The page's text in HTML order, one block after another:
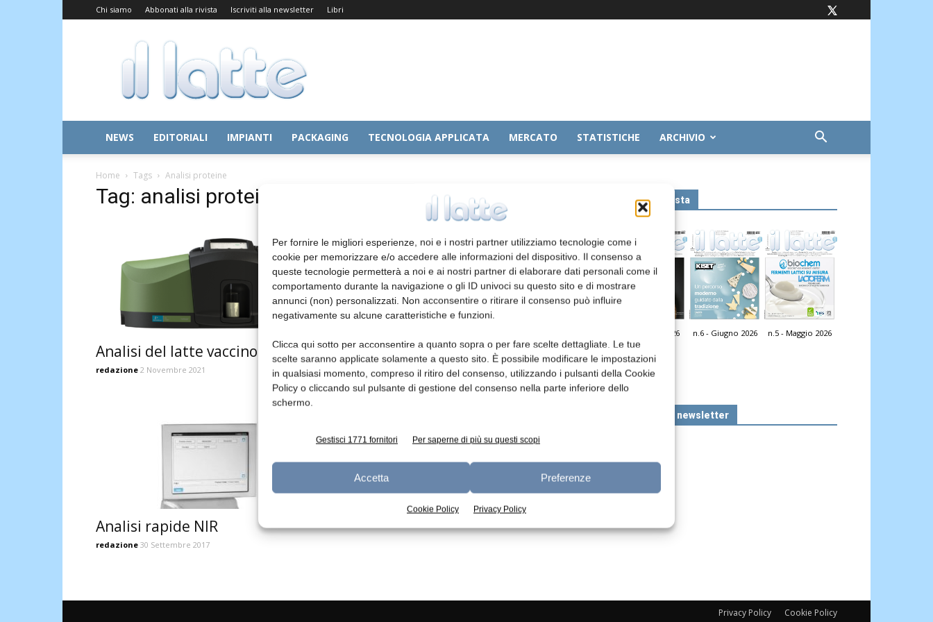
Per fornire le migliori esperienze, noi e i nostri partner utilizziamo tecnologie come i
cookie per memorizzare e/o accedere alle informazioni del dispositivo. Il consenso a
queste tecnologie permetterà a noi e ai nostri partner di elaborare dati personali come il
comportamento durante la navigazione o gli ID univoci su questo sito e di mostrare
annunci (non) personalizzati. Non acconsentire o ritirare il consenso può influire
negativamente su alcune caratteristiche e funzioni.
Clicca qui sotto per acconsentire a quanto sopra o per fare scelte dettagliate. Le tue
scelte saranno applicate solamente a questo sito. È possibile modificare le impostazioni
in qualsiasi momento, compreso il ritiro del consenso, utilizzando i pulsanti della Cookie
Policy o cliccando sul pulsante di gestione del consenso nella parte inferiore dello
schermo.
Gestisci 1771 fornitori Per saperne di più su questi scopi
Accetta Preferenze
Cookie Policy Privacy Policy
Chi siamo Abbonati alla rivista Iscriviti alla newsletter Libri
Il
Latte
NEWS EDITORIALI IMPIANTI PACKAGING TECNOLOGIA APPLICATA MERCATO STATISTICHE ARCHIVIO
Home Tags Analisi proteine
Tag: analisi proteine
Analisi del latte vaccino crudo
redazione 2 Novembre 2021
Analisi NIR
redazione 28 Ottobre 2018
Analisi rapide NIR
redazione 30 Settembre 2017
Leggi la rivista
n.7 - Luglio 2026 n.6 - Giugno 2026 n.5 - Maggio 2026
Edicola Web
Iscriviti alla newsletter
Privacy Policy Cookie Policy